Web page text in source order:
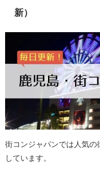
新）
街コンジャパンでは人気の
しています。